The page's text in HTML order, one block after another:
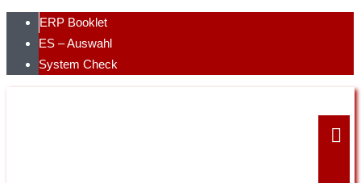
Skip
content
ERP Booklet
ES – Auswahl
System Check